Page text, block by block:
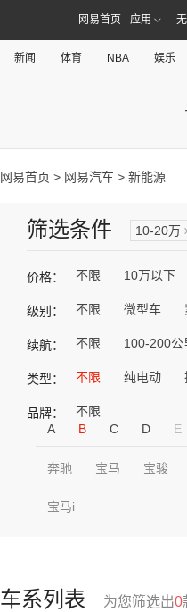
网易首页 应用
新闻 体育 NBA 娱乐
网易首页 > 网易汽车 > 新能源
筛选条件 10-20万
价格： 不限 10万以下
级别： 不限 微型车
续航： 不限 100-200公
类型： 不限 纯电动
品牌：
不限
A
B C D E
奔驰 宝马 宝骏
宝马i
车系列表 为您筛选出0